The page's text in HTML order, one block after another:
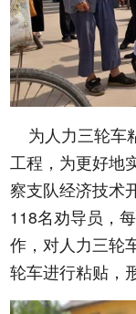
为人力三轮车
工程，为更好地
察支队经济技术
118名劝导员，
作，对人力三轮
轮车进行粘贴，